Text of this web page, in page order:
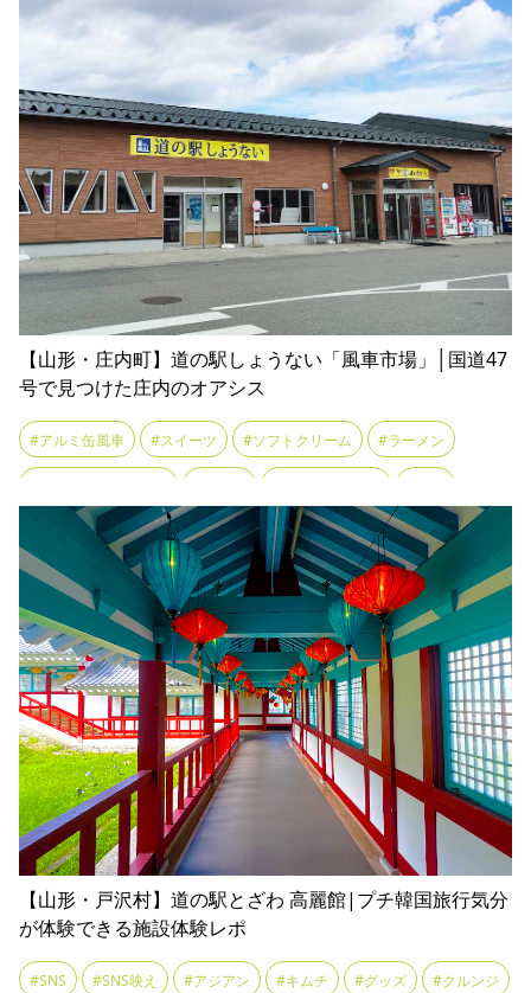
【山形・庄内町】道の駅しょうない「風車市場」│国道47
号で見つけた庄内のオアシス
#アルミ缶風車 #スイーツ #ソフトクリーム #ラーメン
#河童伝説 #豚丼 #農産物直売所 #道の駅
#風車市場
【山形・戸沢村】道の駅とざわ 高麗館|プチ韓国旅行気分
が体験できる施設体験レポ
#SNS #SNS映え #アジアン #キムチ #グッズ #クルンジ